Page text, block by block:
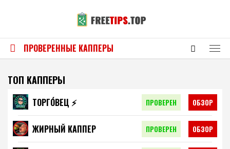
ПРОВЕРЕННЫЕ КАППЕРЫ
ТОП КАППЕРЫ
ТОРГО́ВЕЦ ⚡️ ПРОВЕРЕН ОБЗОР
ЖИРНЫЙ КАППЕР ПРОВЕРЕН ОБЗОР